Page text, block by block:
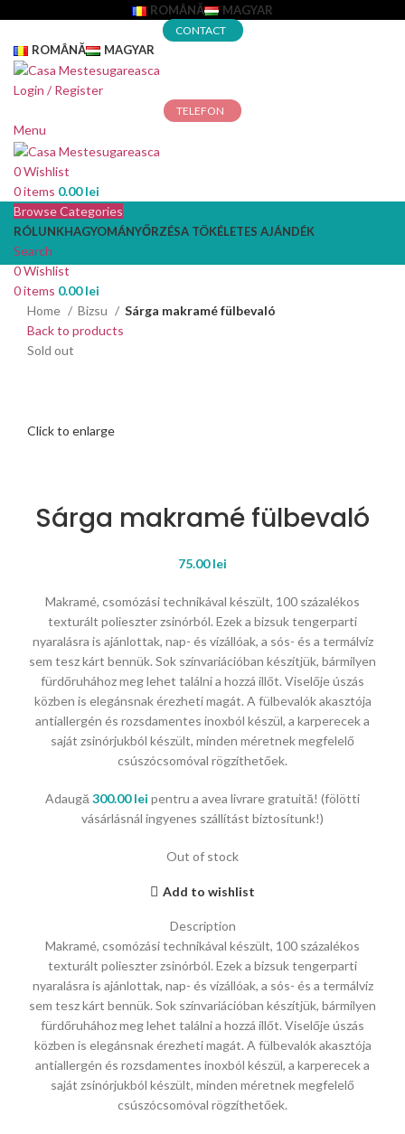
ROMÂNĂ MAGYAR
CONTACT
ROMÂNĂ MAGYAR
Login / Register
TELEFON
Menu
0Wishlist
0items 0.00lei
Browse Categories
RÓLUNKHAGYOMÁNYŐRZÉSA TÖKÉLETES AJÁNDÉK
Search
0Wishlist
0items 0.00lei
Home
Bizsu
Sárga makramé fülbevaló
Back to products
Sold out
Click to enlarge
Sárga makramé fülbevaló
75.00lei
Makramé, csomózási technikával készült, 100 százalékos
texturált polieszter zsinórból. Ezek a bizsuk tengerparti
nyaralásra is ajánlottak, nap- és vízállóak, a sós- és a termálvíz
sem tesz kárt bennük. Sok színvariációban készítjük, bármilyen
fürdőruhához meg lehet találni a hozzá illőt. Viselője úszás
közben is elegánsnak érezheti magát. A fülbevalók akasztója
antiallergén és rozsdamentes inoxból készül, a karperecek a
saját zsinórjukból készült, minden méretnek megfelelő
csúszócsomóval rögzíthetőek.
Adaugă 300.00lei pentru a avea livrare gratuită! (fölötti
vásárlásnál ingyenes szállítást biztosítunk!)
Out of stock
Add to wishlist
Description
Makramé, csomózási technikával készült, 100 százalékos
texturált polieszter zsinórból. Ezek a bizsuk tengerparti
nyaralásra is ajánlottak, nap- és vízállóak, a sós- és a termálvíz
sem tesz kárt bennük. Sok színvariációban készítjük, bármilyen
fürdőruhához meg lehet találni a hozzá illőt. Viselője úszás
közben is elegánsnak érezheti magát. A fülbevalók akasztója
antiallergén és rozsdamentes inoxból készül, a karperecek a
saját zsinórjukból készült, minden méretnek megfelelő
csúszócsomóval rögzíthetőek.